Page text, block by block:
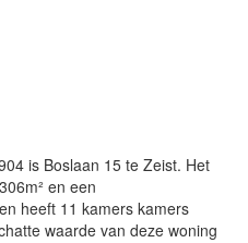
is Boslaan 15 te Zeist. Het
en een
heeft 11 kamers kamers
waarde van deze woning